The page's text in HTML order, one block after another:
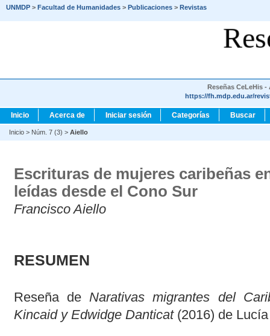
UNMDP > Facultad de Humanidades > Publicaciones > Revistas
Reseñas CeLeHis
https://fh.mdp.edu.ar/
Inicio Acerca de Iniciar sesión Categorías Buscar
Inicio > Núm. 7 (3) > Aiello
Escrituras de mujeres caribeñas
leídas desde el Cono Sur
Francisco Aiello
RESUMEN
Reseña deNarativas migrantes del
Kincaid y Edwidge Danticat(2016) de